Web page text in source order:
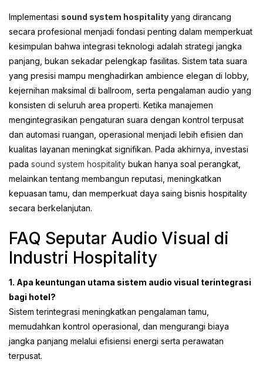
Implementasi sound system hospitality yang dirancang
secara profesional menjadi fondasi penting dalam memperkuat
kesimpulan bahwa integrasi teknologi adalah strategi jangka
panjang, bukan sekadar pelengkap fasilitas. Sistem tata suara
yang presisi mampu menghadirkan ambience elegan di lobby,
kejernihan maksimal di ballroom, serta pengalaman audio yang
konsisten di seluruh area properti. Ketika manajemen
mengintegrasikan pengaturan suara dengan kontrol terpusat
dan automasi ruangan, operasional menjadi lebih efisien dan
kualitas layanan meningkat signifikan. Pada akhirnya, investasi
pada sound system hospitality bukan hanya soal perangkat,
melainkan tentang membangun reputasi, meningkatkan
kepuasan tamu, dan memperkuat daya saing bisnis hospitality
secara berkelanjutan.
FAQ Seputar Audio Visual di
Industri Hospitality
1. Apa keuntungan utama sistem audio visual terintegrasi
bagi hotel?
Sistem terintegrasi meningkatkan pengalaman tamu,
memudahkan kontrol operasional, dan mengurangi biaya
jangka panjang melalui efisiensi energi serta perawatan
terpusat.